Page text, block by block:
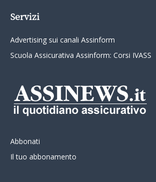
Servizi
Advertising sui canali Assinform
Scuola Assicurativa Assinform: Corsi IVASS
Abbonati
Il tuo abbonamento